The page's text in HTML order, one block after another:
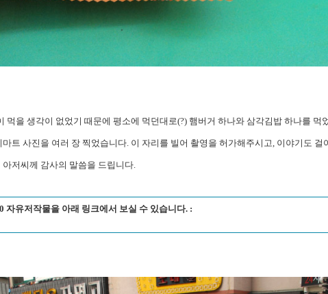
먹을 생각이 없었기 때문에 평소에 먹던대로(?) 햄버거 하나와 삼각김밥 하나를 먹
트 사진을 여러 장 찍었습니다. 이 자리를 빌어 촬영을 허가해주시고, 이야기도 걸
저씨께 감사의 말씀을 드립니다.
자유저작물을 아래 링크에서 보실 수 있습니다. :